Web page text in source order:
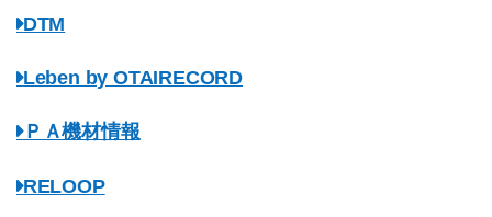
DTM
Leben by OTAIRECORD
ＰＡ機材情報
RELOOP